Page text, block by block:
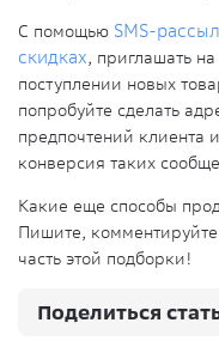
С помощью SMS-
скидках, приглашать
поступлении новых
попробуйте сделать
предпочтений клиента
конверсия таких
Какие еще способы
Пишите,
часть этой подборки!
Поделиться